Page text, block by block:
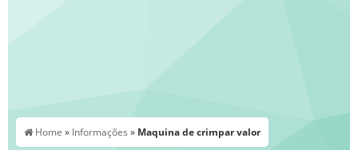
Home » Informações » Maquina de crimpar valor